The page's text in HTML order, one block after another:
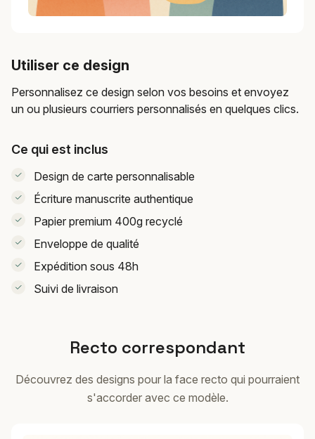
Utiliser ce design
Personnalisez ce design selon vos besoins et envoyez
un ou plusieurs courriers personnalisés en quelques clics.
Ce qui est inclus
Design de carte personnalisable
Écriture manuscrite authentique
Papier premium 400g recyclé
Enveloppe de qualité
Expédition sous 48h
Suivi de livraison
Recto correspondant
Découvrez des designs pour la face recto qui pourraient
s'accorder avec ce modèle.